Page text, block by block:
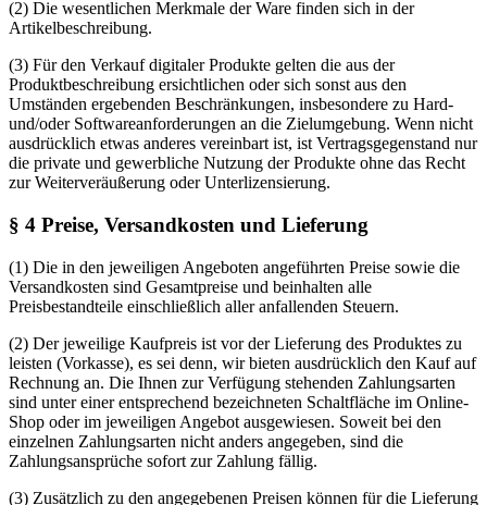
(2) Die wesentlichen Merkmale der Ware finden sich in der
Artikelbeschreibung.
(3) Für den Verkauf digitaler Produkte gelten die aus der
Produktbeschreibung ersichtlichen oder sich sonst aus den
Umständen ergebenden Beschränkungen, insbesondere zu Hard-
und/oder Softwareanforderungen an die Zielumgebung. Wenn nicht
ausdrücklich etwas anderes vereinbart ist, ist Vertragsgegenstand nur
die private und gewerbliche Nutzung der Produkte ohne das Recht
zur Weiterveräußerung oder Unterlizensierung.
§ 4 Preise, Versandkosten und Lieferung
(1) Die in den jeweiligen Angeboten angeführten Preise sowie die
Versandkosten sind Gesamtpreise und beinhalten alle
Preisbestandteile einschließlich aller anfallenden Steuern.
(2) Der jeweilige Kaufpreis ist vor der Lieferung des Produktes zu
leisten (Vorkasse), es sei denn, wir bieten ausdrücklich den Kauf auf
Rechnung an. Die Ihnen zur Verfügung stehenden Zahlungsarten
sind unter einer entsprechend bezeichneten Schaltfläche im Online-
Shop oder im jeweiligen Angebot ausgewiesen. Soweit bei den
einzelnen Zahlungsarten nicht anders angegeben, sind die
Zahlungsansprüche sofort zur Zahlung fällig.
(3) Zusätzlich zu den angegebenen Preisen können für die Lieferung